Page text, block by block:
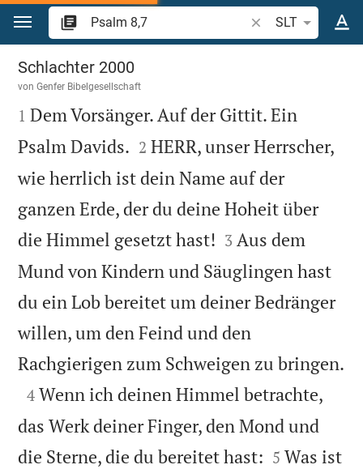
Zum Inhalt springen
Bibelstelle oder
SLT
Psalm 8
Schlachter 2000
vonGenfer Bibelgesellschaft

1 Dem Vorsänger. Auf der Gittit. Ein
Psalm Davids. 

2 HERR, unser Herrscher,
wie herrlich ist dein Name auf der
ganzen Erde, der du deine Hoheit über
die Himmel gesetzt hast! 

3 Aus dem
Mund von Kindern und Säuglingen hast
du ein Lob bereitet um deiner Bedränger
willen, um den Feind und den
Rachgierigen zum Schweigen zu bringen.

4 Wenn ich deinen Himmel betrachte,
das Werk deiner Finger, den Mond und
die Sterne, die du bereitet hast: 

5 Was ist